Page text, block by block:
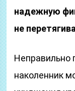
надежную
не
Неправильно
наколенник